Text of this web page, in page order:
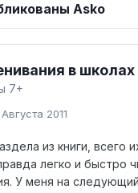
Asko
в школах
7+
2011
из книги, всего
легко и быстро
У меня на